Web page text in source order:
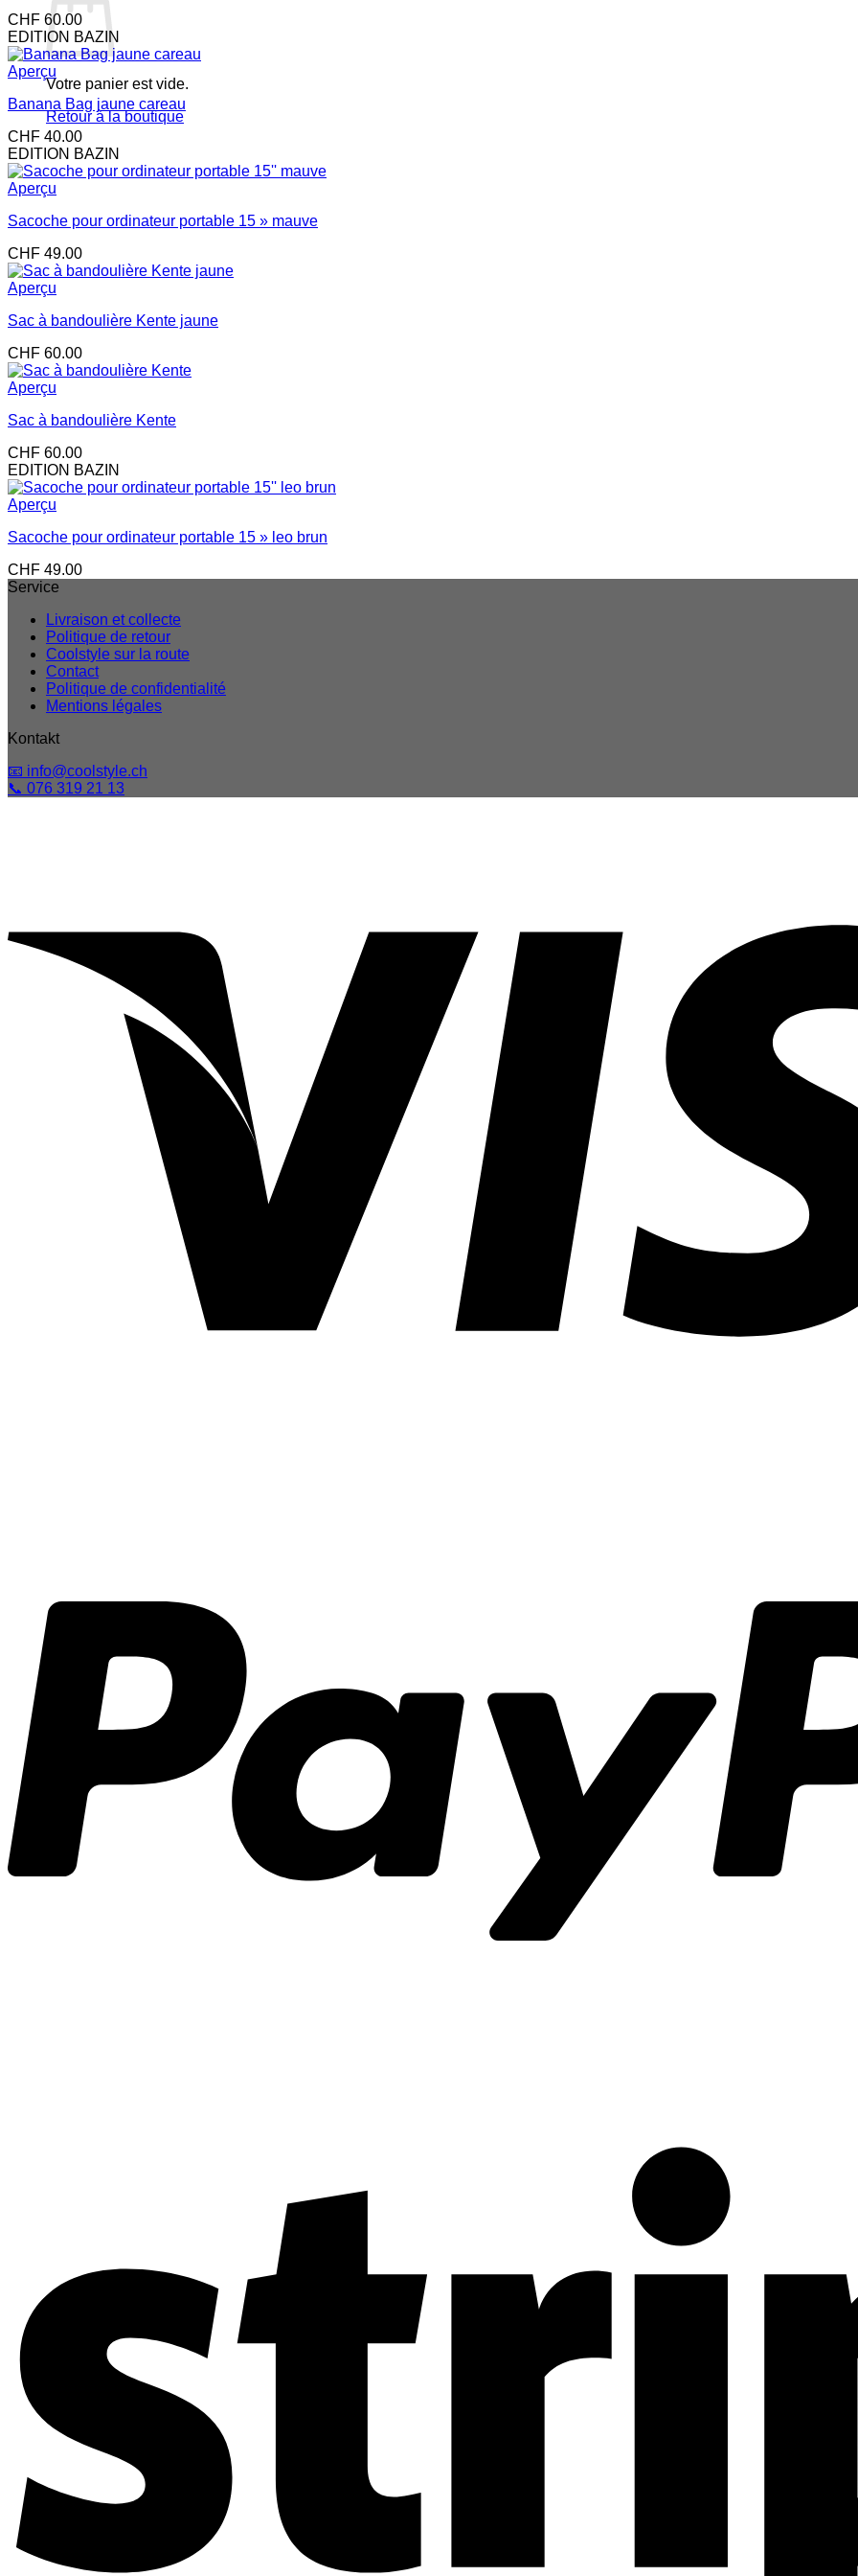
Votre panier est vide.
Retour à la boutique
CHF 60.00
EDITION BAZIN
Aperçu
Banana Bag jaune careau
CHF 40.00
EDITION BAZIN
Aperçu
Sacoche pour ordinateur portable 15 » mauve
CHF 49.00
Aperçu
Sac à bandoulière Kente jaune
CHF 60.00
Aperçu
Sac à bandoulière Kente
CHF 60.00
EDITION BAZIN
Aperçu
Sacoche pour ordinateur portable 15 » leo brun
CHF 49.00
Service
Livraison et collecte
Politique de retour
Coolstyle sur la route
Contact
Politique de confidentialité
Mentions légales
Kontakt
📧 info@coolstyle.ch
📞 076 319 21 13